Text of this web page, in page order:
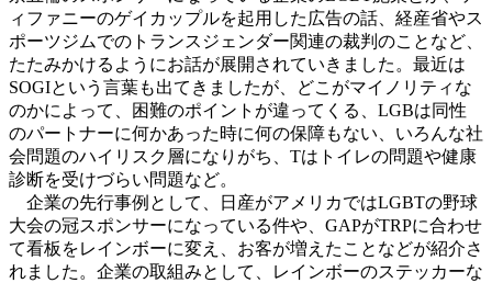
ィファニーのゲイカップルを起用した広告の話、経産省やス
ポーツジムでのトランスジェンダー関連の裁判のことなど、
たたみかけるようにお話が展開されていきました。最近は
SOGIという言葉も出てきましたが、どこがマイノリティな
のかによって、困難のポイントが違ってくる、LGBは同性
のパートナーに何かあった時に何の保障もない、いろんな社
会問題のハイリスク層になりがち、Tはトイレの問題や健康
診断を受けづらい問題など。
企業の先行事例として、日産がアメリカではLGBTの野球
大会の冠スポンサーになっている件や、GAPがTRPに合わせ
て看板をレインボーに変え、お客が増えたことなどが紹介さ
れました。企業の取組みとして、レインボーのステッカーな